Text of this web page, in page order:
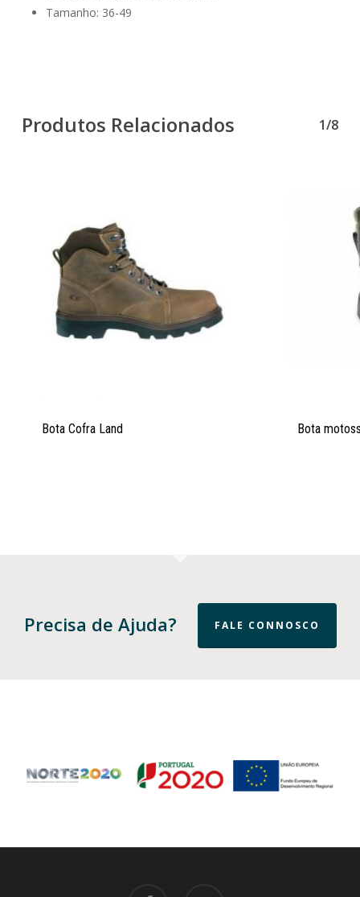
Tamanho: 36-49
Produtos Relacionados 1/8
Bota Cofra Land Bota
Precisa de Ajuda? FALE CONNOSCO
facebook